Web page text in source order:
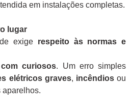
em instalações completas.
lugar
exige respeito às normas e
curiosos. Um erro simples
elétricos graves, incêndiosou
aparelhos.